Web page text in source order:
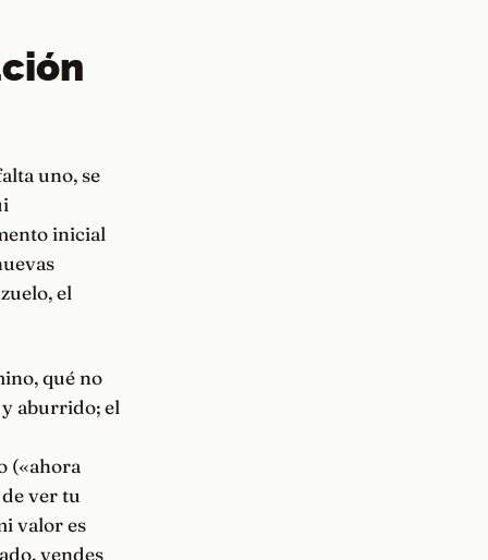
uno, se
inicial
el
qué no
y aburrido; el
(«ahora
ver tu
valor es
vendes